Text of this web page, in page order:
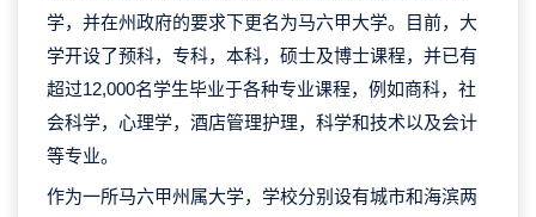
学，并在州政府的要求下更名为马六甲大学。目前，大
学开设了预科，专科，本科，硕士及博士课程，并已有
超过12,000名学生毕业于各种专业课程，例如商科，社
会科学，心理学，酒店管理护理，科学和技术以及会计
等专业。
作为一所马六甲州属大学，学校分别设有城市和海滨两